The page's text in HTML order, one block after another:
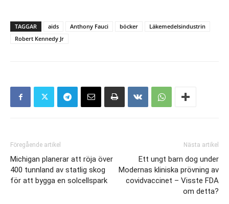
TAGGAR aids Anthony Fauci böcker
Läkemedelsindustrin
Robert Kennedy Jr
Föregående artikel
Michigan planerar att röja över
400 tunnland av statlig skog
för att bygga en solcellspark
Nästa artikel
Ett ungt barn dog under
Modernas kliniska prövning av
covidvaccinet – Visste FDA
om detta?